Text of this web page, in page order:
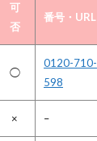
可
否
番号・URL
◯
0120-710-
598
× –